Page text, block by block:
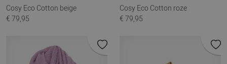
Cosy Eco Cotton beige
€ 79,95
Cosy Eco Cotton roze
€ 79,95